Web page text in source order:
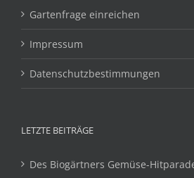
Gartenfrage einreichen
Impressum
Datenschutzbestimmungen
LETZTE BEITRÄGE
Des Biogärtners Gemüse-